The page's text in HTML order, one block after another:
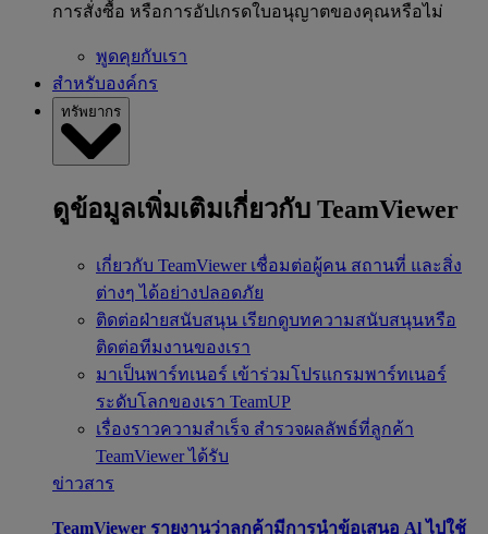
การสั่งซื้อ หรือการอัปเกรดใบอนุญาตของคุณหรือไม่
พูดคุยกับเรา
สำหรับองค์กร
ทรัพยากร
ดูข้อมูลเพิ่มเติมเกี่ยวกับ TeamViewer
เกี่ยวกับ TeamViewer เชื่อมต่อผู้คน สถานที่ และสิ่ง
ต่างๆ ได้อย่างปลอดภัย
ติดต่อฝ่ายสนับสนุน เรียกดูบทความสนับสนุนหรือ
ติดต่อทีมงานของเรา
มาเป็นพาร์ทเนอร์ เข้าร่วมโปรแกรมพาร์ทเนอร์
ระดับโลกของเรา TeamUP
เรื่องราวความสำเร็จ สำรวจผลลัพธ์ที่ลูกค้า
TeamViewer ได้รับ
ข่าวสาร
TeamViewer รายงานว่าลูกค้ามีการนำข้อเสนอ Al ไปใช้